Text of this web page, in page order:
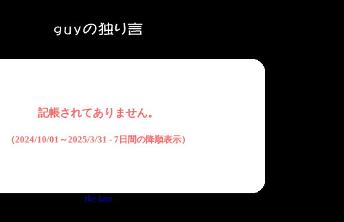
記帳されてありません。
（2024/10/01～2025/3/31 - 7日間の降順表示）
the last